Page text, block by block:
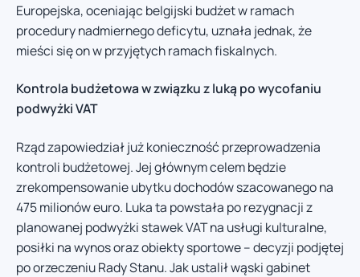
Europejska, oceniając belgijski budżet w ramach
procedury nadmiernego deficytu, uznała jednak, że
mieści się on w przyjętych ramach fiskalnych.
Kontrola budżetowa w związku z luką po wycofaniu
podwyżki VAT
Rząd zapowiedział już konieczność przeprowadzenia
kontroli budżetowej. Jej głównym celem będzie
zrekompensowanie ubytku dochodów szacowanego na
475 milionów euro. Luka ta powstała po rezygnacji z
planowanej podwyżki stawek VAT na usługi kulturalne,
posiłki na wynos oraz obiekty sportowe – decyzji podjętej
po orzeczeniu Rady Stanu. Jak ustalił wąski gabinet